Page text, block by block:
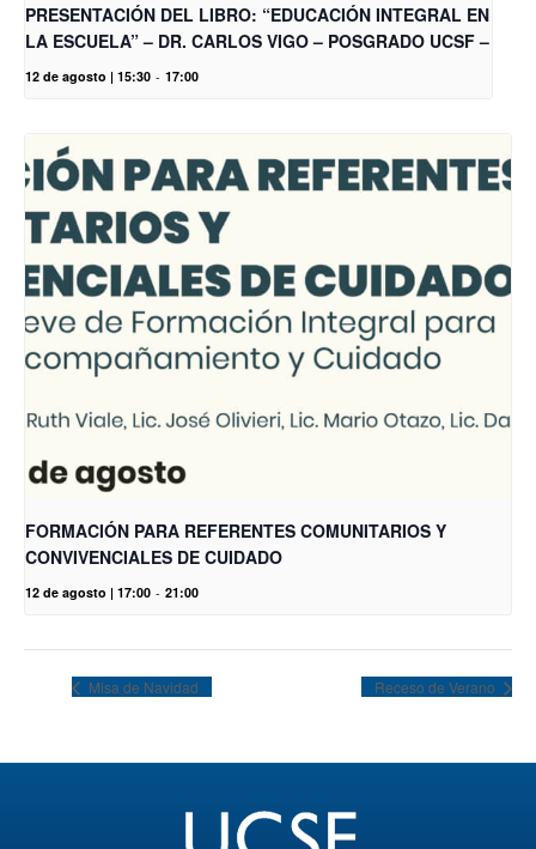
PRESENTACIÓN DEL LIBRO: “EDUCACIÓN INTEGRAL EN
LA ESCUELA” – DR. CARLOS VIGO – POSGRADO UCSF –
12 de agosto | 15:30 - 17:00
FORMACIÓN PARA REFERENTES COMUNITARIOS Y
CONVIVENCIALES DE CUIDADO
12 de agosto | 17:00 - 21:00
Misa de Navidad Receso de Verano